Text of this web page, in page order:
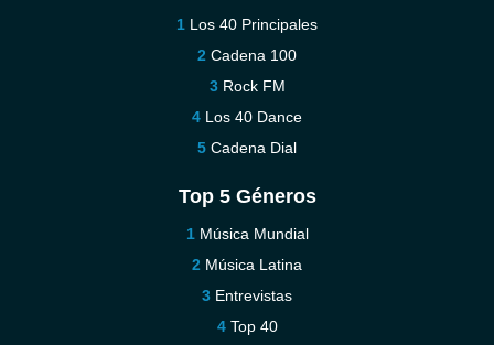
Los 40 Principales
Cadena 100
Rock FM
Los 40 Dance
Cadena Dial
Top 5 Géneros
Música Mundial
Música Latina
Entrevistas
Top 40